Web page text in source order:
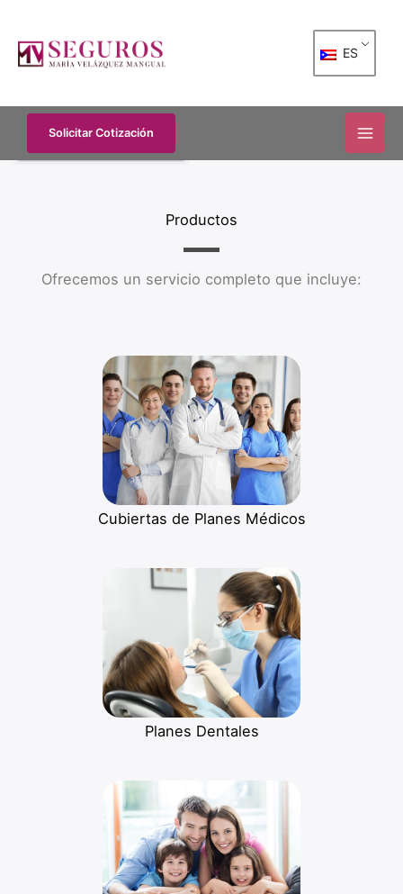
content
ES
Solicitar Cotización
Productos
Ofrecemos un servicio completo que incluye:
Cubiertas de Planes Médicos
Planes Dentales